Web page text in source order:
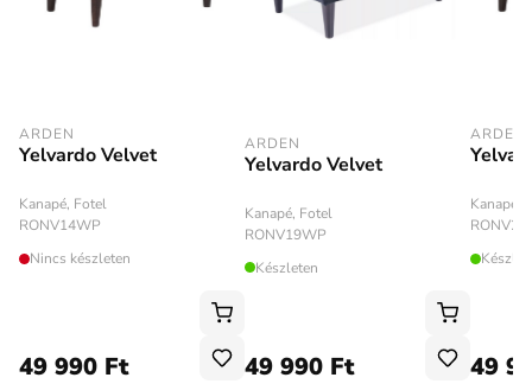
ARDEN
Yelvardo Velvet
Kanapé, Fotel
RONV14WP
Nincs készleten
49 990 Ft
ARDEN
Yelvardo Velvet
Kanapé, Fotel
RONV19WP
Készleten
49 990 Ft
ARDEN
Kanapé,
49